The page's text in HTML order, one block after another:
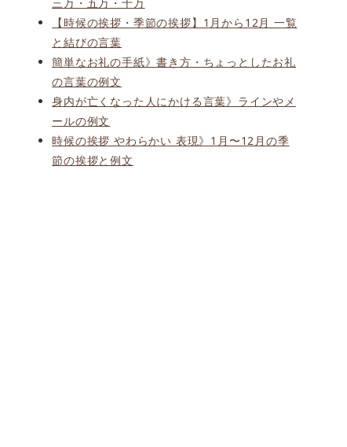
三万・五万・十万
【時候の挨拶・季節の挨拶】1月から12月 一覧
と結びの言葉
簡単なお礼の手紙》書き方・ちょっとしたお礼
の言葉の例文
身内が亡くなった人にかける言葉》ラインやメ
ールの例文
時候の挨拶 やわらかい 表現》1月〜12月の季
節の挨拶と例文